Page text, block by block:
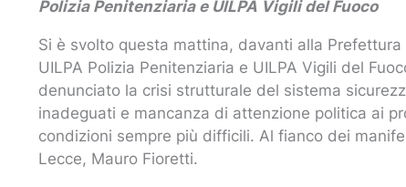
Polizia Penitenziaria e UILPA Vigili del Fuoco
Si è svolto questa mattina, davanti alla
UILPA Polizia Penitenziaria e UILPA Vigili del
denunciato la crisi strutturale del sistema
inadeguati e mancanza di attenzione politica ai
condizioni sempre più difficili. Al fianco dei
Lecce, Mauro Fioretti.